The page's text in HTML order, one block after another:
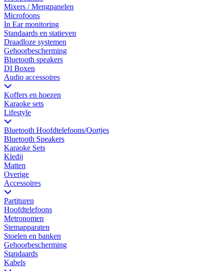
Mixers / Mengpanelen
Microfoons
In Ear monitoring
Standaards en statieven
Draadloze systemen
Gehoorbescherming
Bluetooth speakers
DI Boxen
Audio accessoires
Koffers en hoezen
Karaoke sets
Lifestyle
Bluetooth Hoofdtelefoons/Oortjes
Bluetooth Speakers
Karaoke Sets
Kledij
Matten
Overige
Accessoires
Partituren
Hoofdtelefoons
Metronomen
Stemapparaten
Stoelen en banken
Gehoorbescherming
Standaards
Kabels